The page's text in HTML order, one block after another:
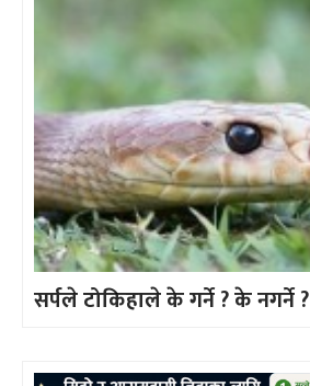
सर्पले टोकिहाले के गर्ने ? के नगर्ने ?